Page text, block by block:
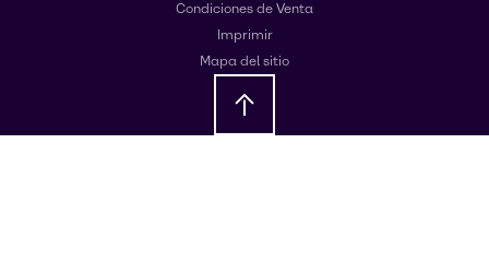
Condiciones de Venta
Imprimir
Mapa del sitio